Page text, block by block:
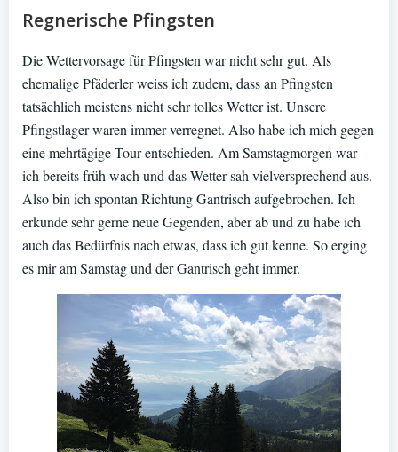
Regnerische Pfingsten
Die Wettervorsage für Pfingsten war nicht sehr gut. Als
ehemalige Pfäderler weiss ich zudem, dass an Pfingsten
tatsächlich meistens nicht sehr tolles Wetter ist. Unsere
Pfingstlager waren immer verregnet. Also habe ich mich gegen
eine mehrtägige Tour entschieden. Am Samstagmorgen war
ich bereits früh wach und das Wetter sah vielversprechend aus.
Also bin ich spontan Richtung Gantrisch aufgebrochen. Ich
erkunde sehr gerne neue Gegenden, aber ab und zu habe ich
auch das Bedürfnis nach etwas, dass ich gut kenne. So erging
es mir am Samstag und der Gantrisch geht immer.